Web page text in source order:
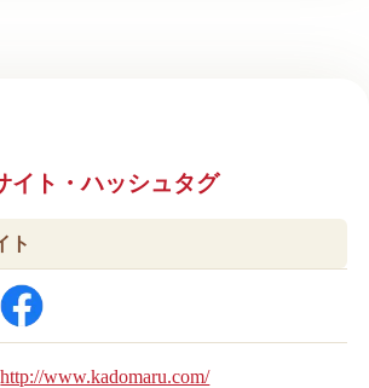
イト・ハッシュタグ
ト
http://www.kadomaru.com/